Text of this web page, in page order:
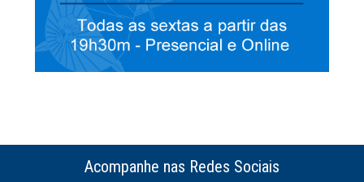
Acompanhe nas Redes Sociais